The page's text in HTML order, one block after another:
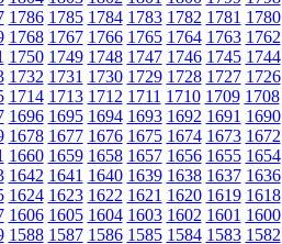
1786 1785 1784 1783 1782 1781 1780
1768 1767 1766 1765 1764 1763 1762
1750 1749 1748 1747 1746 1745 1744
1732 1731 1730 1729 1728 1727 1726
1714 1713 1712 1711 1710 1709 1708
1696 1695 1694 1693 1692 1691 1690
1678 1677 1676 1675 1674 1673 1672
1660 1659 1658 1657 1656 1655 1654
1642 1641 1640 1639 1638 1637 1636
1624 1623 1622 1621 1620 1619 1618
1606 1605 1604 1603 1602 1601 1600
1588 1587 1586 1585 1584 1583 1582